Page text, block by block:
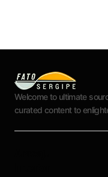
Welcome to ultimate
curated content to